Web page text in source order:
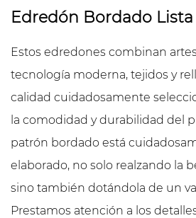
Edredón Bordado Lista
Estos edredones combinan
tecnología moderna, tejidos y
calidad cuidadosamente
la comodidad y durabilidad del
patrón bordado está
elaborado, no solo realzando la
sino también dotándola de un
Prestamos atención a los